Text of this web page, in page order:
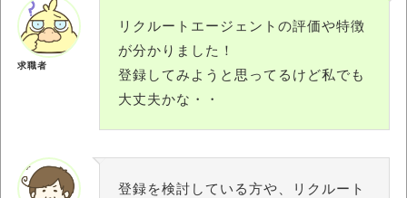
リクルートエージェントの評価や特徴
が分かりました！
登録してみようと思ってるけど私でも
大丈夫かな・・
求職者
登録を検討している方や、リクルート